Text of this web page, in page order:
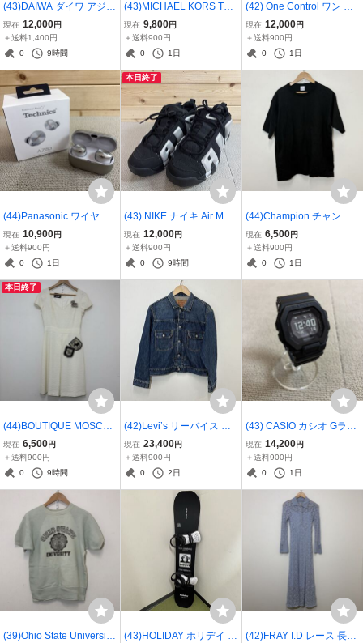
(43)DAIWA ダイワ アジン
グ専用ロッド 15 月下美人
MX A64.5L-S・K ブラッ
ク レッド 2ピース カーボ
現在 12,000円
＋送料1,400円
0
9時間
(43)MICHAEL KORS THO
MPSON デニム サッチェ
ル クロスボディ エクスト
ラスモール 35S6G7OC0J
グ 2WAY 37961081518
現在 9,800円
＋送料900円
0
1日
(42) One Control ワン コ
ントロール Iguana Tail Lo
op 2 エフェクター 5ルー
プスイッチャー ブラック
現在 12,000円
＋送料900円
0
1日
(44)Panasonic ワイヤレ
ス イヤホン Technics EA
H-AZ80-S テクニクス シ
ルバー ワイヤレスステレ
85653
現在 10,900円
＋送料900円
0
1日
本日終了
(43) NIKE ナイキ Air More
Uptempo Low 27cm FZ30
55-001 ブラックエアモア
アップテンポ バスケ シュ
現在 12,000円
＋送料900円
0
9時間
(44)Champion チャンピ
オン T1011シリーズ 限定
特別モデル Tシャツ C5-B
320 コットン L ブラック
現在 6,500円
＋送料900円
0
1日
本日終了
(44)BOUTIQUE MOSCHI
NO 半袖 ワンピース KL52
51115 ブティック モスキ
ーノ ホワイト レーヨン ア
7961090572
現在 6,500円
＋送料900円
0
9時間
(42)Levi’s リーバイス デ
ニムジャケット 2ndモデ
ル 71507-XX 40 デニム イ
ンディゴ ダブルプリーツ
現在 23,400円
＋送料900円
0
2日
(43) CASIO カシオ Gライ
ド G-SHOCK G-LIDE GB
X-100NS-1JF 腕時計 ブラ
ック 37961075852
現在 14,200円
＋送料900円
0
1日
(39)Ohio State University
(43)HOLIDAY ホリデイ P
(42)FRAY I.D レース 長袖